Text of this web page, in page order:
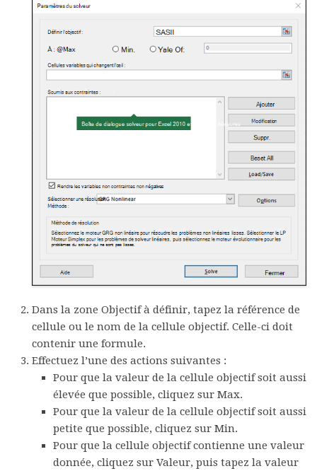
Dans la zone Objectif à définir, tapez la référence de
cellule ou le nom de la cellule objectif. Celle-ci doit
contenir une formule.
Effectuez l’une des actions suivantes :
Pour que la valeur de la cellule objectif soit aussi
élevée que possible, cliquez sur Max.
Pour que la valeur de la cellule objectif soit aussi
petite que possible, cliquez sur Min.
Pour que la cellule objectif contienne une valeur
donnée, cliquez sur Valeur, puis tapez la valeur